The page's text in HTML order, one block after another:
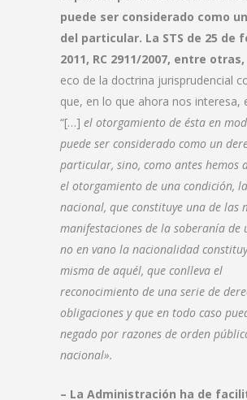
puede ser considerado como
del particular. La STS de 25 de
2011, RC 2911/2007, entre otras,
eco de la doctrina jurisprudencial
que, en lo que ahora nos interesa,
“[…] el otorgamiento de ésta en
puede ser considerado como un
particular, sino, como antes hemos
el otorgamiento de una condición,
nacional, que constituye una de las
manifestaciones de la soberanía de
no en vano la nacionalidad
misma de aquél, que conlleva el
reconocimiento de una serie de
obligaciones y que en todo caso
negado por razones de orden
nacional».
– La Administración ha de